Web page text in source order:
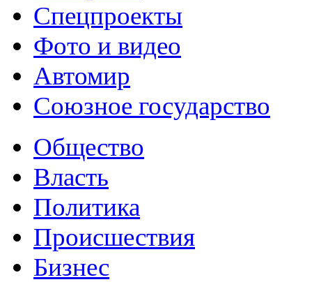
Спецпроекты
Фото и видео
Автомир
Союзное государство
Общество
Власть
Политика
Происшествия
Бизнес